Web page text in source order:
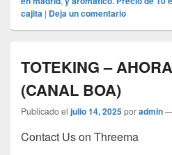
cajita | Deja un comentario
TOTEKING –
(CANAL BOA)
Publicado el julio 14, 2025poradmin
Contact Us on Threema